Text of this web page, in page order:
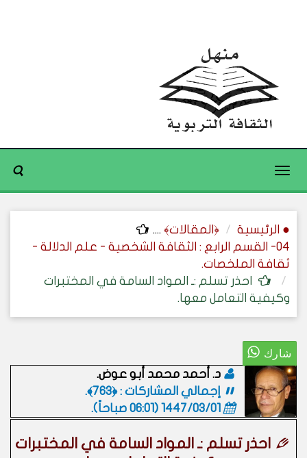
Toggle
● الرئيسية ﴿المقالات﴾ ....
04- القسم الرابع : الثقافة الشخصية - علم الدلالة -
ثقافة الملخصات.
احذر تسلم :ـ المواد السامة في المختبرات
وكيفية التعامل معها.
د. أحمد محمد أبو عوض.
إجمالي المشاركات : ﴿763﴾.
1447/03/01 (06:01 صباحاً)
.
احذر تسلم :ـ المواد السامة في المختبرات